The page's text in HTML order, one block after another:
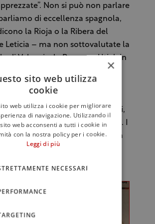
Non si può non parlare
di eccellenza spagnola,
la Rioja o la Ribera del
Leticia – ma non sottovalutate la
di Valencia, la Requena Utiel, in
rossi eccezionali. Adesso i
stellati (sono 4, ndr) stanno
su questi vini e si trovano
nella loro carta dei vini,
è davvero interessante. I
preferiti? Non farò nomi, ma
molto quelli campani, quelli
×
sito web utilizza
cookie
web utilizza i cookie per migliorare
di navigazione. Utilizzando il
web acconsenti a tutti i cookie in
con la nostra policy per i cookie.
Leggi di più
NECESSARI